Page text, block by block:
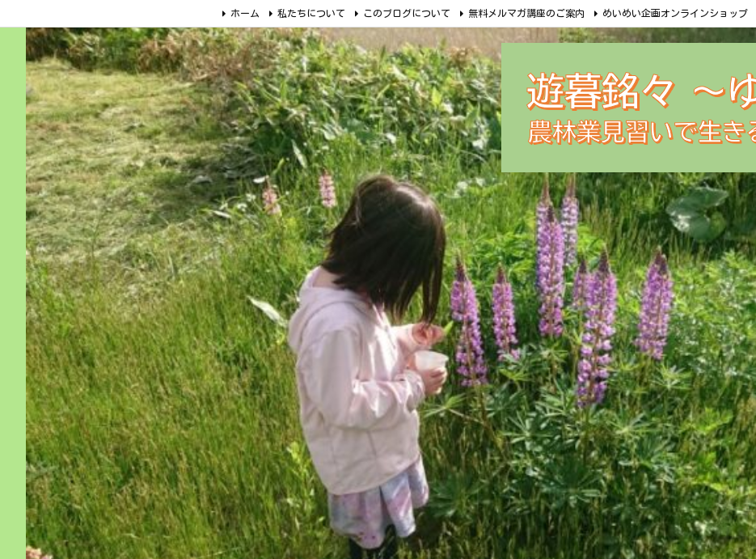
ホーム 私たちについて このブログについて 無料メルマガ講座のご案内 めいめい企画オンラインショップ